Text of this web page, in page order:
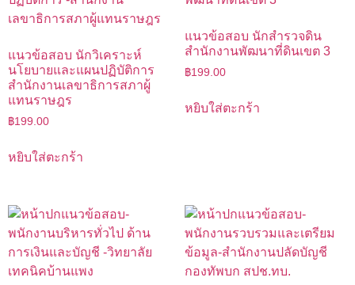
แนวข้อสอบ นักวิเคราะห์
นโยบายและแผนปฏิบัติการ
สำนักงานเลขาธิการสภาผู้
แทนราษฎร
฿199.00
หยิบใส่ตะกร้า
แนวข้อสอบ นักสำรวจดิน
สำนักงานพัฒนาที่ดินเขต 3
฿199.00
หยิบใส่ตะกร้า